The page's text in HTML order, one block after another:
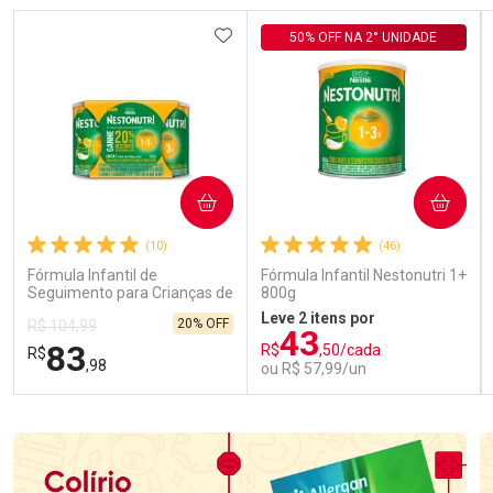
(10)
Fórmula Infantil de
Seguimento para Crianças de
Primeira Infância Nestonutri
2 Unidades de 800g cada
R$ 104,99
R$83,98
20% OFF
ADICIONAR AOS FAVORITOS
COMPRAR
(46)
Fórmula Infantil Nestonutri 1+
800g
50% OFF NA 2° UNIDADE
Leve 2 itens por
R$43,50/cada
ou R$ 57,99/un
COMPRAR
Laboratório
Por Menos